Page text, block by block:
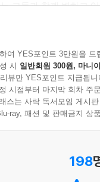
, 굳이 볼 만큼 호기심
, 확실한 사실을 알 수
게 의견이나 불만
년대생들의 참여를
그들과 함께 변하고 있
산의 주체이자 소비자
이 온다》를 권하는 이
경영대학원장
끝났다. 게다가 인구
해가 얕고, 그 결과 ‘요
교수, 정보미디어 연구
여 YES포인트 3만원을 드
시 일반회원 300원, 마니
뷰만 YES포인트 지급됩니
시점부터 마지막 회차 주
스는 사락 독서모임 게시
ray, 패션 및 판매금지 상
198